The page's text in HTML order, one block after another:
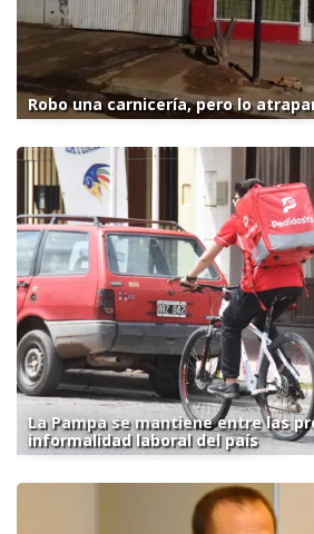
Robo una carnicería, pero lo
La Pampa se mantiene entre las
informalidad laboral del país